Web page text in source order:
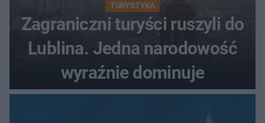
TURYSTYKA
Zagraniczni turyści ruszyli do
Lublina. Jedna narodowość
wyraźnie dominuje